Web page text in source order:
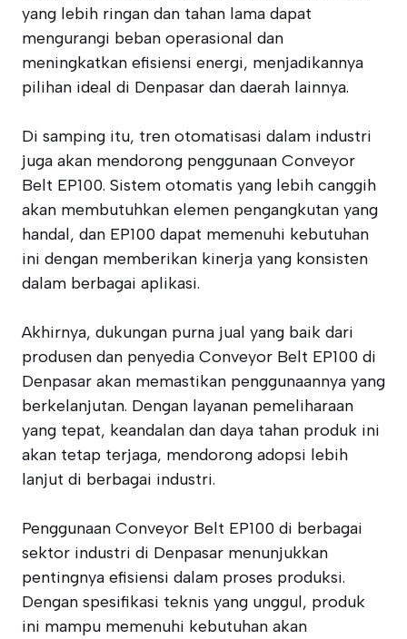
yang lebih ringan dan tahan lama dapat
mengurangi beban operasional dan
meningkatkan efisiensi energi, menjadikannya
pilihan ideal di Denpasar dan daerah lainnya.
Di samping itu, tren otomatisasi dalam industri
juga akan mendorong penggunaan Conveyor
Belt EP100. Sistem otomatis yang lebih canggih
akan membutuhkan elemen pengangkutan yang
handal, dan EP100 dapat memenuhi kebutuhan
ini dengan memberikan kinerja yang konsisten
dalam berbagai aplikasi.
Akhirnya, dukungan purna jual yang baik dari
produsen dan penyedia Conveyor Belt EP100 di
Denpasar akan memastikan penggunaannya yang
berkelanjutan. Dengan layanan pemeliharaan
yang tepat, keandalan dan daya tahan produk ini
akan tetap terjaga, mendorong adopsi lebih
lanjut di berbagai industri.
Penggunaan Conveyor Belt EP100 di berbagai
sektor industri di Denpasar menunjukkan
pentingnya efisiensi dalam proses produksi.
Dengan spesifikasi teknis yang unggul, produk
ini mampu memenuhi kebutuhan akan